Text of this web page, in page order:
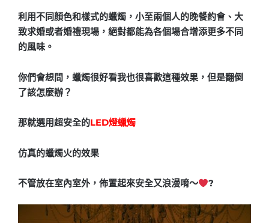
利用不同顏色和樣式的蠟燭，小至兩個人的晚餐約會、大
致求婚或者婚禮現場，絕對都能為各個場合增添更多不同
的風味。
你們會想問，蠟燭很好看我也很喜歡這種效果，但是翻倒
了該怎麼辦？
那就選用超安全的LED燈蠟燭
仿真的蠟燭火的效果
不管放在室內室外，佈置起來安全又浪漫唷～ ?